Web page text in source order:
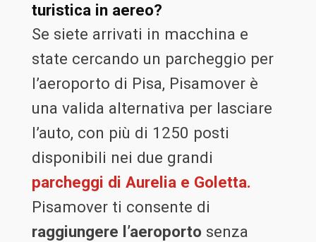
turistica in aereo?
Se siete arrivati in macchina e
state cercando un parcheggio per
l’aeroporto di Pisa, Pisamover è
una valida alternativa per lasciare
l’auto, con più di 1250 posti
disponibili nei due grandi
parcheggi di Aurelia e Goletta.
Pisamover ti consente di
raggiungere l’aeroportosenza